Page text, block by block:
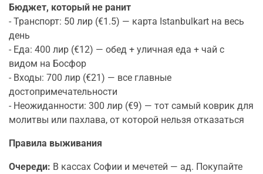
Бюджет, который не ранит
- Транспорт: 50 лир (€1.5) — карта Istanbulkart на весь
день
- Еда: 400 лир (€12) — обед + уличная еда + чай с
видом на Босфор
- Входы: 700 лир (€21) — все главные
достопримечательности
- Неожиданности: 300 лир (€9) — тот самый коврик для
молитвы или пахлава, от которой нельзя отказаться
Правила выживания
Очереди: В кассах Софии и мечетей — ад. Покупайте